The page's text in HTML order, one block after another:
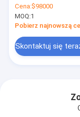
bazie wody,
zapewniająca
rozwiązania do
produkcji druku
Cena:$98000
MOQ:1
Pobierz najnowszą
Skontaktuj się